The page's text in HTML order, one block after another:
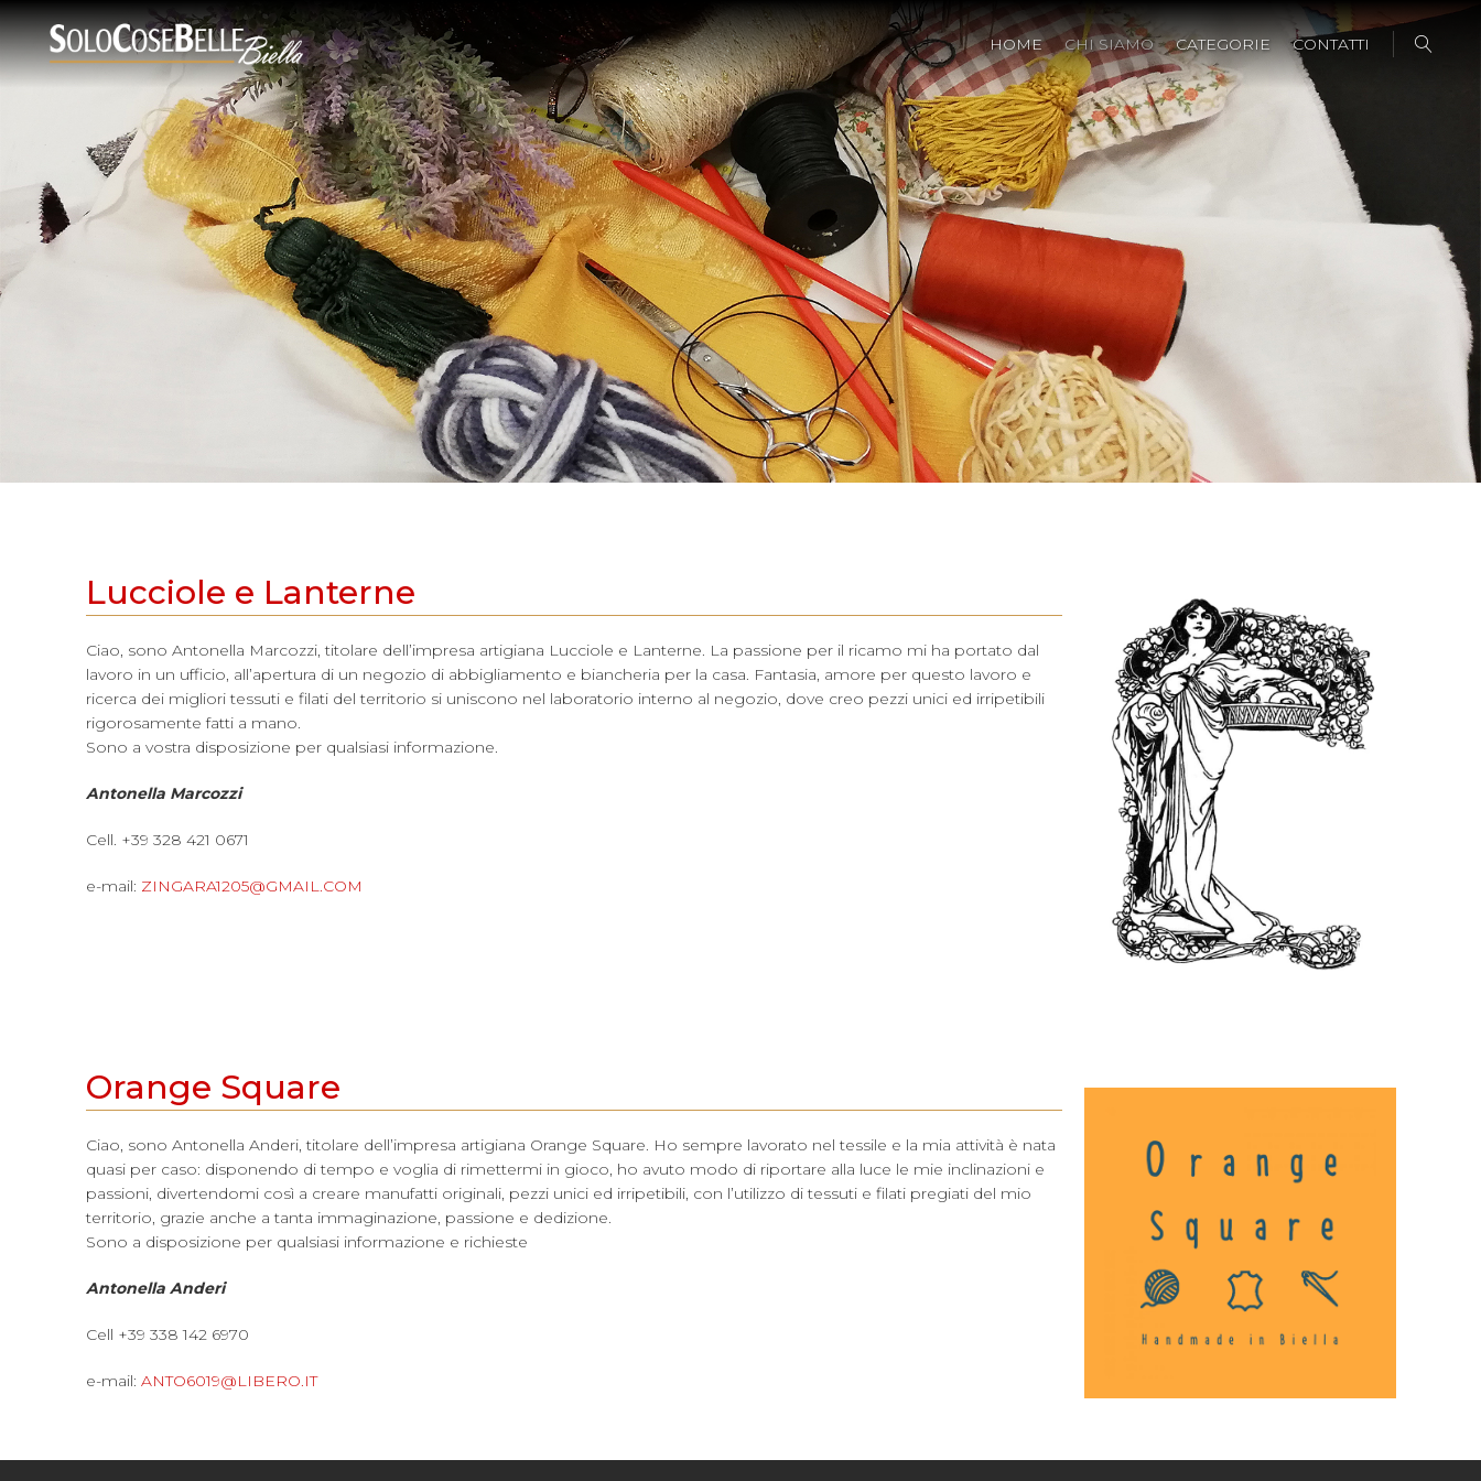
HOME CHI SIAMO CATEGORIE CONTATTI
Lucciole e Lanterne
Ciao, sono Antonella Marcozzi, titolare dell’impresa artigiana Lucciole e Lanterne. La passione per il ricamo mi ha portato dal
lavoro in un ufficio, all’apertura di un negozio di abbigliamento e biancheria per la casa. Fantasia, amore per questo lavoro e
ricerca dei migliori tessuti e filati del territorio si uniscono nel laboratorio interno al negozio, dove creo pezzi unici ed irripetibili
rigorosamente fatti a mano.
Sono a vostra disposizione per qualsiasi informazione.
Antonella Marcozzi
Cell. +39 328 421 0671
e-mail: ZINGARA1205@GMAIL.COM
Orange Square
Ciao, sono Antonella Anderi, titolare dell’impresa artigiana Orange Square. Ho sempre lavorato nel tessile e la mia attività è nata
quasi per caso: disponendo di tempo e voglia di rimettermi in gioco, ho avuto modo di riportare alla luce le mie inclinazioni e
passioni, divertendomi così a creare manufatti originali, pezzi unici ed irripetibili, con l’utilizzo di tessuti e filati pregiati del mio
territorio, grazie anche a tanta immaginazione, passione e dedizione.
Sono a disposizione per qualsiasi informazione e richieste
Antonella Anderi
Cell +39 338 142 6970
e-mail: ANTO6019@LIBERO.IT